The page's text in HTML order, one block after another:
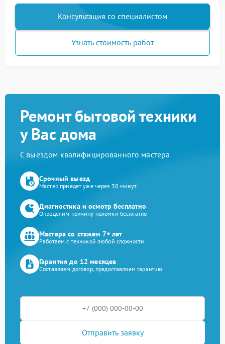
Консультация со специалистом
Узнать стоимость работ
Ремонт бытовой техники
у Вас дома
С выездом квалифицированного мастера
Срочный выезд
Мастер приедет уже через 30 минут
Диагностика и осмотр бесплатно
Определим причину поломки бесплатно
Мастера со стажем 7+ лет
Работаем с техникой любой сложности
Гарантия до 12 месяцев
Составляем договор, предоставляем гарантию
Отправить заявку